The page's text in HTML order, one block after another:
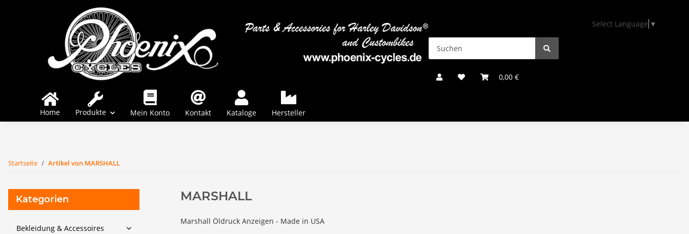
Select Language ▼
0,00 €
Home Produkte Mein Konto Kontakt Kataloge Hersteller
Startseite Artikel von MARSHALL
MARSHALL
Marshall Öldruck Anzeigen - Made in USA
Kategorien
Bekleidung & Accessoires